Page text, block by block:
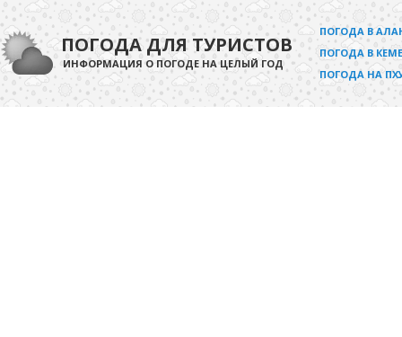
ПОГОДА ДЛЯ ТУРИСТОВ
ИНФОРМАЦИЯ О ПОГОДЕ НА ЦЕЛЫЙ ГОД
ПОГОДА В
ПОГОДА В
ПОГОДА НА